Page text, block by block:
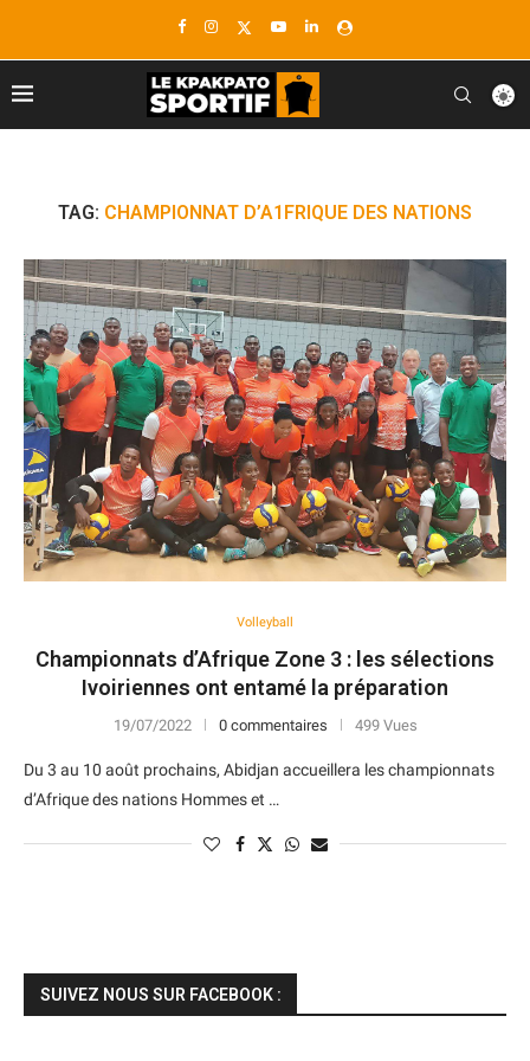
TAG: CHAMPIONNAT D’A1FRIQUE DES NATIONS
Volleyball
Championnats d’Afrique Zone 3 : les sélections
Ivoiriennes ont entamé la préparation
19/07/2022 0 commentaires 499 Vues
Du 3 au 10 août prochains, Abidjan accueillera les championnats
d’Afrique des nations Hommes et …
SUIVEZ NOUS SUR FACEBOOK :